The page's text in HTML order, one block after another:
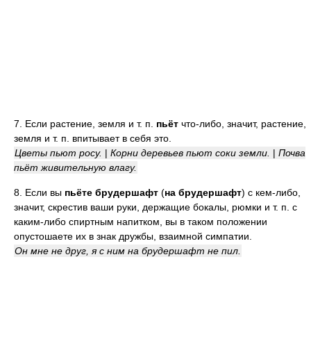
7. Если растение, земля и т. п. пьёт что-либо, значит, растение,
земля и т. п. впитывает в себя это.
Цветы пьют росу. | Корни деревьев пьют соки земли. | Почва
пьёт живительную влагу.
8. Если вы пьёте брудершафт (на брудершафт) с кем-либо,
значит, скрестив ваши руки, держащие бокалы, рюмки и т. п. с
каким-либо спиртным напитком, вы в таком положении
опустошаете их в знак дружбы, взаимной симпатии.
Он мне не друг, я с ним на брудершафт не пил.